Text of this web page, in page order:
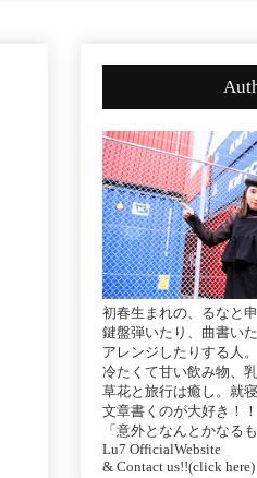
初春生まれの、るなと申
鍵盤弾いたり、曲書いた
アレンジしたりする人。
冷たくて甘い飲み物、
草花と旅行は癒し。就
文章書くのが大好き！！
「意外となんとかなる
Lu7 OfficialWebsite
& Contact us!!(click here)